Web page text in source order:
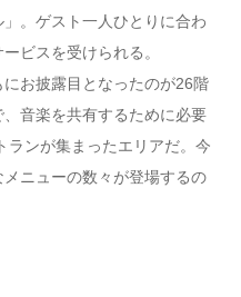
」。ゲスト一人ひとりに合わ
ビスを受けられる。
お披露目となったのが26階
音楽を共有するために必要
ランが集まったエリアだ。今
ニューの数々が登場するの